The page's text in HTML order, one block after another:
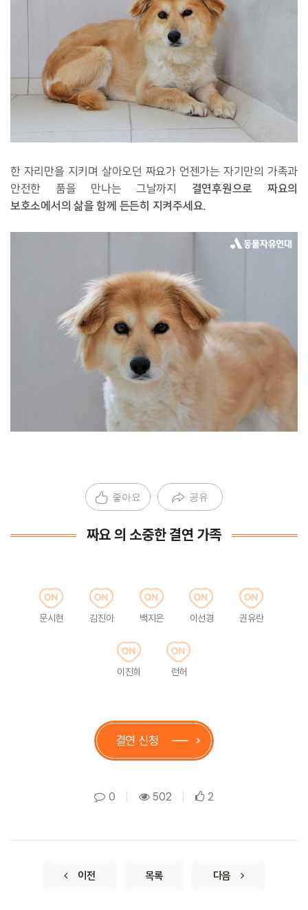
한 자리만을 지키며 살아오던 짜요가 언젠가는 자기만의 가족과
안전한 품을 만나는 그날까지 결연후원으로 짜요의
보호소에서의 삶을 함께 든든히 지켜주세요.
좋아요 공유
짜요 의 소중한 결연 가족
문시현 김진아 백지은 이선경 권유란
이진희 런허
결연 신청
0 502 2
이전 목록 다음